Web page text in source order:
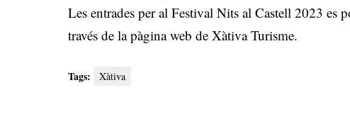
Les entrades per al Festival Nits al Castell 2023 es
través de la pàgina web de Xàtiva Turisme.
Tags: Xàtiva